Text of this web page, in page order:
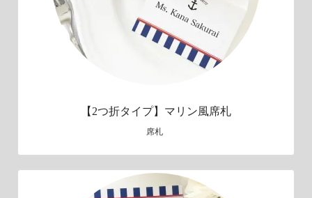
【2つ折タイプ】マリン風席札
席札